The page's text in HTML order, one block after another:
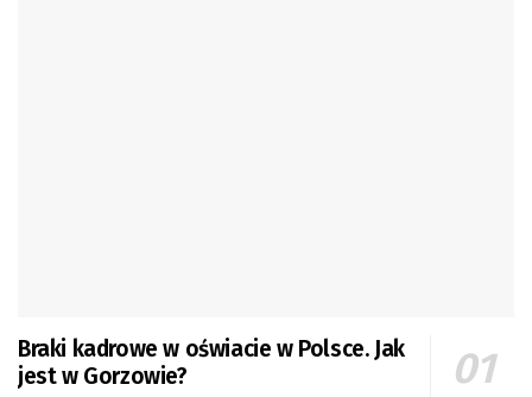
Braki kadrowe w oświacie w Polsce. Jak
jest w Gorzowie?